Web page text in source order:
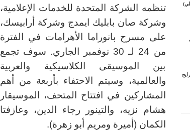
تنظمه الشركة المتحدة للخدمات الإعلامية،
وشركة صان بابليك ايمدج وشركة أرابيسك،
على مسرح بانوراما الأهرامات في الفترة
من 24 لـ 30 نوفمبر الجاري. سوف تجمع
بين الموسيقى الكلاسيكية والعربية
والعالمية، وسيتم الاحتفاء بأربعة من أهم
المشاركين في افتتاح المتحف، الموسيقار
هشام نزيه، والتينور رجاء الدين، وعازفتا
الكمان (أميرة ومريم أبو زهرة).